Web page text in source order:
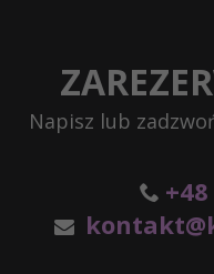
Napisz lub